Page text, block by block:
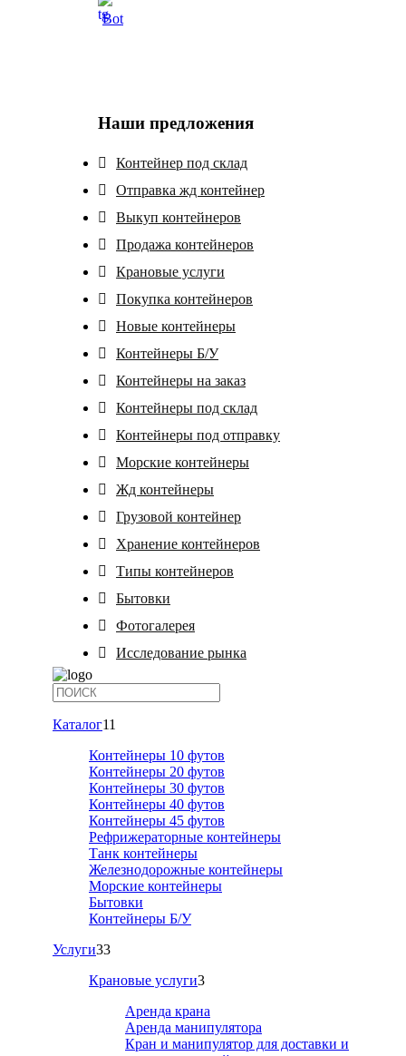
Bot
Наши предложения
Контейнер под склад
Отправка жд контейнер
Выкуп контейнеров
Продажа контейнеров
Крановые услуги
Покупка контейнеров
Новые контейнеры
Контейнеры Б/У
Контейнеры на заказ
Контейнеры под склад
Контейнеры под отправку
Морские контейнеры
Жд контейнеры
Грузовой контейнер
Хранение контейнеров
Tипы контейнеров
Бытовки
Фотогалерея
Исследование рынка
Каталог11
Контейнеры 10 футов
Контейнеры 20 футов
Контейнеры 30 футов
Контейнеры 40 футов
Контейнеры 45 футов
Рефрижераторные контейнеры
Танк контейнеры
Железнодорожные контейнеры
Морские контейнеры
Бытовки
Контейнеры Б/У
Услуги33
Крановые услуги3
Аренда крана
Аренда манипулятора
Кран и манипулятор для доставки и